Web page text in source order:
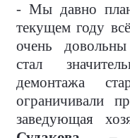
- Мы давно
текущем году
очень
стал
демонтажа
ограничивали
заведующая